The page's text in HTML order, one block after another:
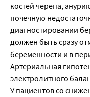
костей черепа,
почечную
диагностировании
должен быть сразу
беременности и в
Артериальная
электролитного
У пациентов со